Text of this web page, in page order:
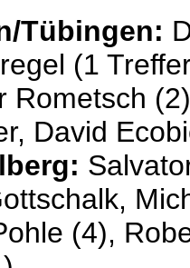
Tübingen:
(1
Rometsch
David
(4),